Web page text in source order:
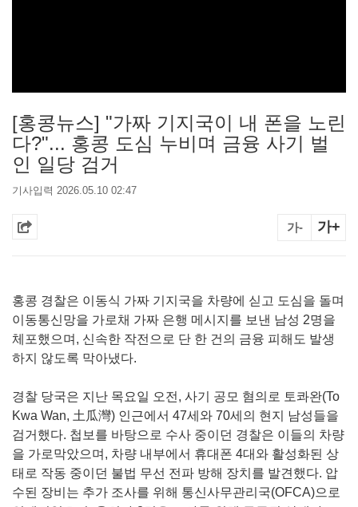
[홍콩뉴스] "가짜 기지국이 내 폰을 노린
다?"... 홍콩 도심 누비며 금융 사기 벌
인 일당 검거
기사입력 2026.05.10 02:47
가- 가+
홍콩 경찰은 이동식 가짜 기지국을 차량에 싣고 도심을 돌며
이동통신망을 가로채 가짜 은행 메시지를 보낸 남성 2명을
체포했으며, 신속한 작전으로 단 한 건의 금융 피해도 발생
하지 않도록 막아냈다.
경찰 당국은 지난 목요일 오전, 사기 공모 혐의로 토콰완(To
Kwa Wan, 土瓜灣) 인근에서 47세와 70세의 현지 남성들을
검거했다. 첩보를 바탕으로 수사 중이던 경찰은 이들의 차량
을 가로막았으며, 차량 내부에서 휴대폰 4대와 활성화된 상
태로 작동 중이던 불법 무선 전파 방해 장치를 발견했다. 압
수된 장비는 추가 조사를 위해 통신사무관리국(OFCA)으로